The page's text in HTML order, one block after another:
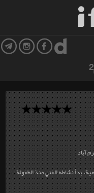
بدأ نشاطه الفني منذ الطفولة